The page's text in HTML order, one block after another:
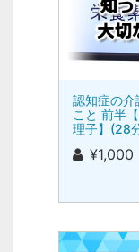
認知症の介
こと 前半
理子】(28
¥1,000